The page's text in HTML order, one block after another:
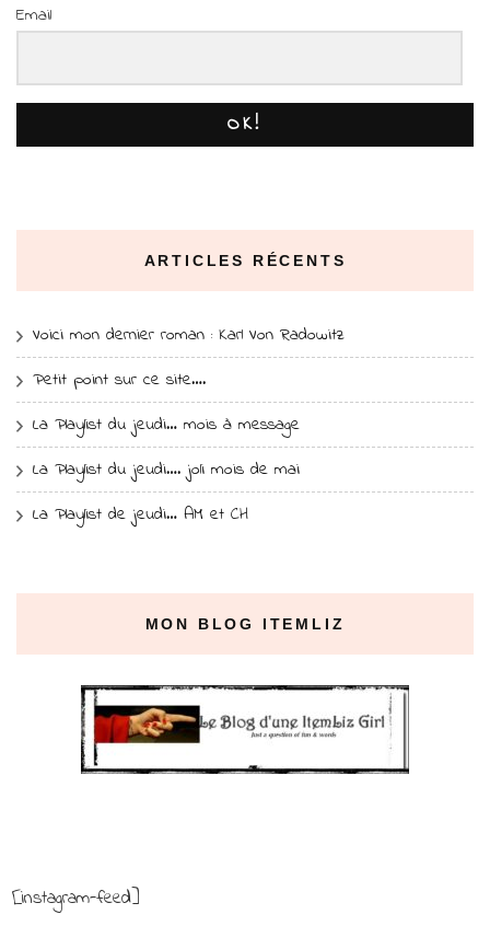
Email
OK!
ARTICLES RÉCENTS
Voici mon dernier roman : Karl Von Radowitz
Petit point sur ce site….
La Playlist du jeudi… mois à message
La Playlist du jeudi…. joli mois de mai
La Playlist de jeudi… AM et CH
MON BLOG ITEMLIZ
[instagram-feed]